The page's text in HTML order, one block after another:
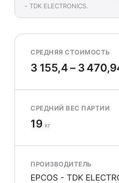
- TDK ELECTRONICS.
СРЕДНЯЯ СТОИМОСТЬ
3 155,4 – 3
СРЕДНИЙ ВЕС ПАРТИИ
19 кг
ПРОИЗВОДИТЕЛЬ
EPCOS - TDK